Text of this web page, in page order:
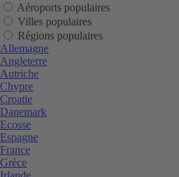
Aéroports populaires
Villes populaires
Régions populaires
Allemagne
Angleterre
Autriche
Chypre
Croatie
Danemark
Ecosse
Espagne
France
Grèce